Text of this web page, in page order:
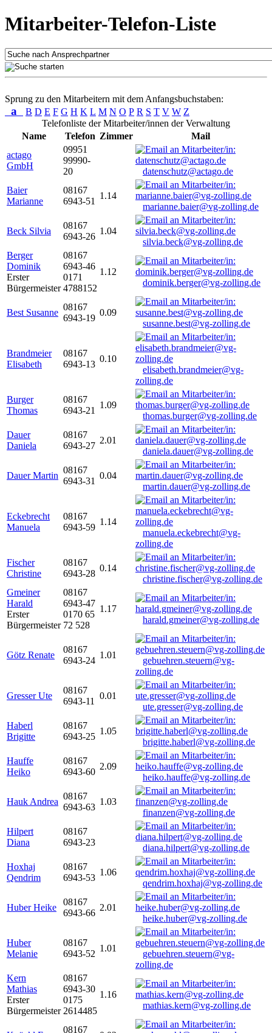
Mitarbeiter-Telefon-Liste
Sprung zu den Mitarbeitern mit dem Anfangsbuchstaben:
a B D E F G H K L M N O P R S T V W Z
Telefonliste der Mitarbeiter/innen der Verwaltung
Name
Telefon Zimmer
Mail
actago
GmbH
09951
99990-
20
datenschutz@actago.de
Baier
Marianne
08167
6943-51
1.14
marianne.baier@vg-zolling.de
Beck Silvia
08167
6943-26
1.04
silvia.beck@vg-zolling.de
Berger
Dominik
Erster
Bürgermeister
08167
6943-46
0171
4788152
1.12
dominik.berger@vg-zolling.de
Best Susanne
08167
6943-19
0.09
susanne.best@vg-zolling.de
Brandmeier
Elisabeth
08167
6943-13
0.10
elisabeth.brandmeier@vg-
zolling.de
Burger
Thomas
08167
6943-21
1.09
thomas.burger@vg-zolling.de
Dauer
Daniela
08167
6943-27
2.01
daniela.dauer@vg-zolling.de
Dauer Martin
08167
6943-31
0.04
martin.dauer@vg-zolling.de
Eckebrecht
Manuela
08167
6943-59
1.14
manuela.eckebrecht@vg-
zolling.de
Fischer
Christine
08167
6943-28
0.14
christine.fischer@vg-zolling.de
Gmeiner
Harald
Erster
Bürgermeister
08167
6943-47
0170 65
72 528
1.17
harald.gmeiner@vg-zolling.de
Götz Renate
08167
6943-24
1.01
gebuehren.steuern@vg-
zolling.de
Gresser Ute
08167
6943-11
0.01
ute.gresser@vg-zolling.de
Haberl
Brigitte
08167
6943-25
1.05
brigitte.haberl@vg-zolling.de
Hauffe
Heiko
08167
6943-60
2.09
heiko.hauffe@vg-zolling.de
Hauk Andrea
08167
6943-63
1.03
finanzen@vg-zolling.de
Hilpert
Diana
08167
6943-23
diana.hilpert@vg-zolling.de
Hoxhaj
Qendrim
08167
6943-53
1.06
qendrim.hoxhaj@vg-zolling.de
Huber Heike
08167
6943-66
2.01
heike.huber@vg-zolling.de
Huber
Melanie
08167
6943-52
1.01
gebuehren.steuern@vg-
zolling.de
Kern
Mathias
Erster
Bürgermeister
08167
6943-30
0175
2614485
1.16
mathias.kern@vg-zolling.de
08167